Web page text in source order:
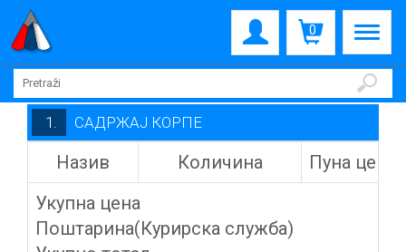
0
1. САДРЖАЈ КОРПЕ
Назив Количина
Пуна цена
Укупна цена
Поштарина(Курирска служба)